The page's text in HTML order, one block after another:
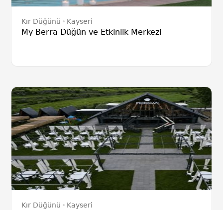
Kır Düğünü Kayseri
My Berra Düğün ve Etkinlik Merkezi
Kır Düğünü Kayseri